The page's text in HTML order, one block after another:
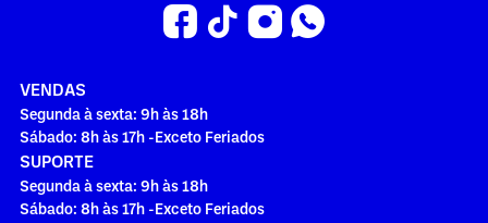
VENDAS
Segunda à sexta: 9h às 18h
Sábado: 8h às 17h -Exceto Feriados
SUPORTE
Segunda à sexta: 9h às 18h
Sábado: 8h às 17h -Exceto Feriados